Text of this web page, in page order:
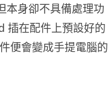
本身卻不具備處理功
插在配件上預設好的
便會變成手提電腦的